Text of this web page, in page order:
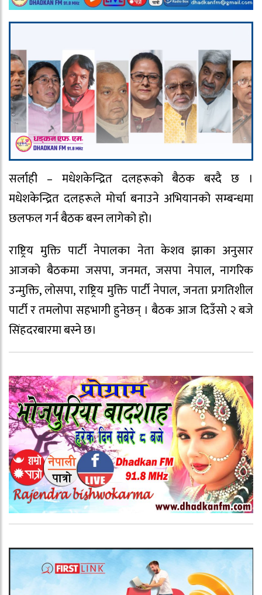
सर्लाही – मधेशकेन्द्रित दलहरूको बैठक बस्दै छ ।
मधेशकेन्द्रित दलहरूले मोर्चा बनाउने अभियानको सम्बन्धमा
छलफल गर्न बैठक बस्न लागेको हो।
राष्ट्रिय मुक्ति पार्टी नेपालका नेता केशव झाका अनुसार
आजको बैठकमा जसपा, जनमत, जसपा नेपाल, नागरिक
उन्मुक्ति, लोसपा, राष्ट्रिय मुक्ति पार्टी नेपाल, जनता प्रगतिशील
पार्टी र तमलोपा सहभागी हुनेछन् । बैठक आज दिउँसो २ बजे
सिंहदरबारमा बस्ने छ।